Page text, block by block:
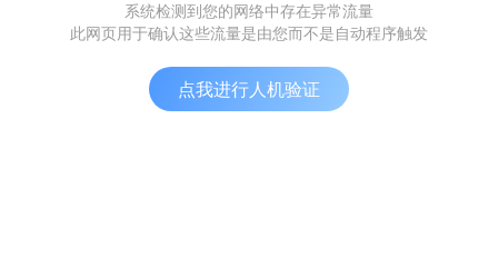
系统检测到您的网络中存在异常流量
此网页用于确认这些流量是由您而不是自动程序触发
点我进行人机验证